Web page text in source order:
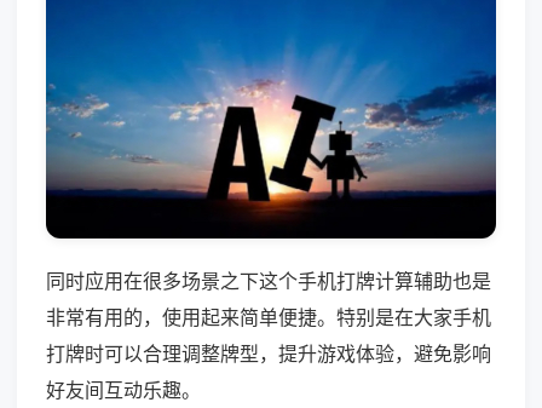
同时应用在很多场景之下这个手机打牌计算辅助也是
非常有用的，使用起来简单便捷。特别是在大家手机
打牌时可以合理调整牌型，提升游戏体验，避免影响
好友间互动乐趣。